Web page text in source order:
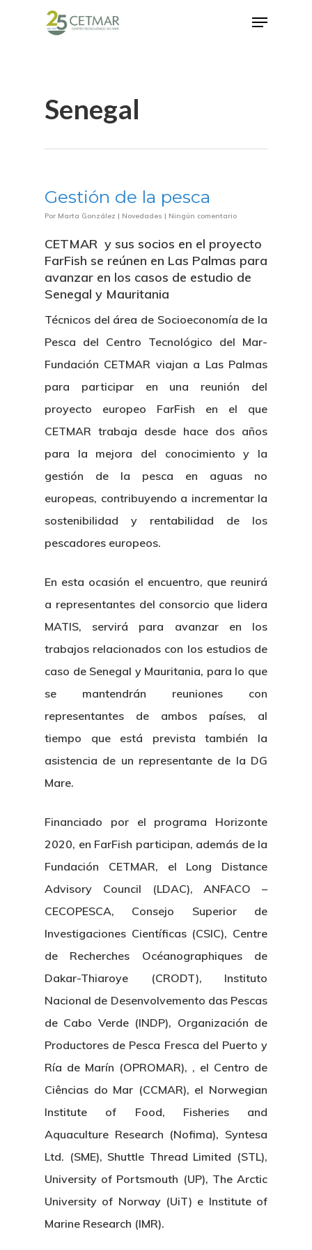
Senegal
Gestión de la pesca
Por Marta González | Novedades | Ningún comentario
CETMAR y sus socios en el proyecto
FarFish se reúnen en Las Palmas para
avanzar en los casos de estudio de
Senegal y Mauritania
Técnicos del área de Socioeconomía de la
Pesca del Centro Tecnológico del Mar-
Fundación CETMAR viajan a Las Palmas
para participar en una reunión del
proyecto europeo FarFish en el que
CETMAR trabaja desde hace dos años
para la mejora del conocimiento y la
gestión de la pesca en aguas no
europeas, contribuyendo a incrementar la
sostenibilidad y rentabilidad de los
pescadores europeos.
En esta ocasión el encuentro, que reunirá
a representantes del consorcio que lidera
MATIS, servirá para avanzar en los
trabajos relacionados con los estudios de
caso de Senegal y Mauritania, para lo que
se mantendrán reuniones con
representantes de ambos países, al
tiempo que está prevista también la
asistencia de un representante de la DG
Mare.
Financiado por el programa Horizonte
2020, en FarFish participan, además de la
Fundación CETMAR, el Long Distance
Advisory Council (LDAC), ANFACO –
CECOPESCA, Consejo Superior de
Investigaciones Científicas (CSIC), Centre
de Recherches Océanographiques de
Dakar-Thiaroye (CRODT), Instituto
Nacional de Desenvolvemento das Pescas
de Cabo Verde (INDP), Organización de
Productores de Pesca Fresca del Puerto y
Ría de Marín (OPROMAR), , el Centro de
Ciências do Mar (CCMAR), el Norwegian
Institute of Food, Fisheries and
Aquaculture Research (Nofima), Syntesa
Ltd. (SME), Shuttle Thread Limited (STL),
University of Portsmouth (UP), The Arctic
University of Norway (UiT) e Institute of
Marine Research (IMR).
Nosotros
Organización
Patronato
Novedades
Actualidad
Eventos
Proyectos
Publicaciones